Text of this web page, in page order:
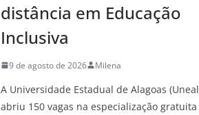
distância em Educação
Inclusiva
9 de agosto de 2026 Milena
A Universidade Estadual de Alagoas
abriu 150 vagas na especialização gratuita